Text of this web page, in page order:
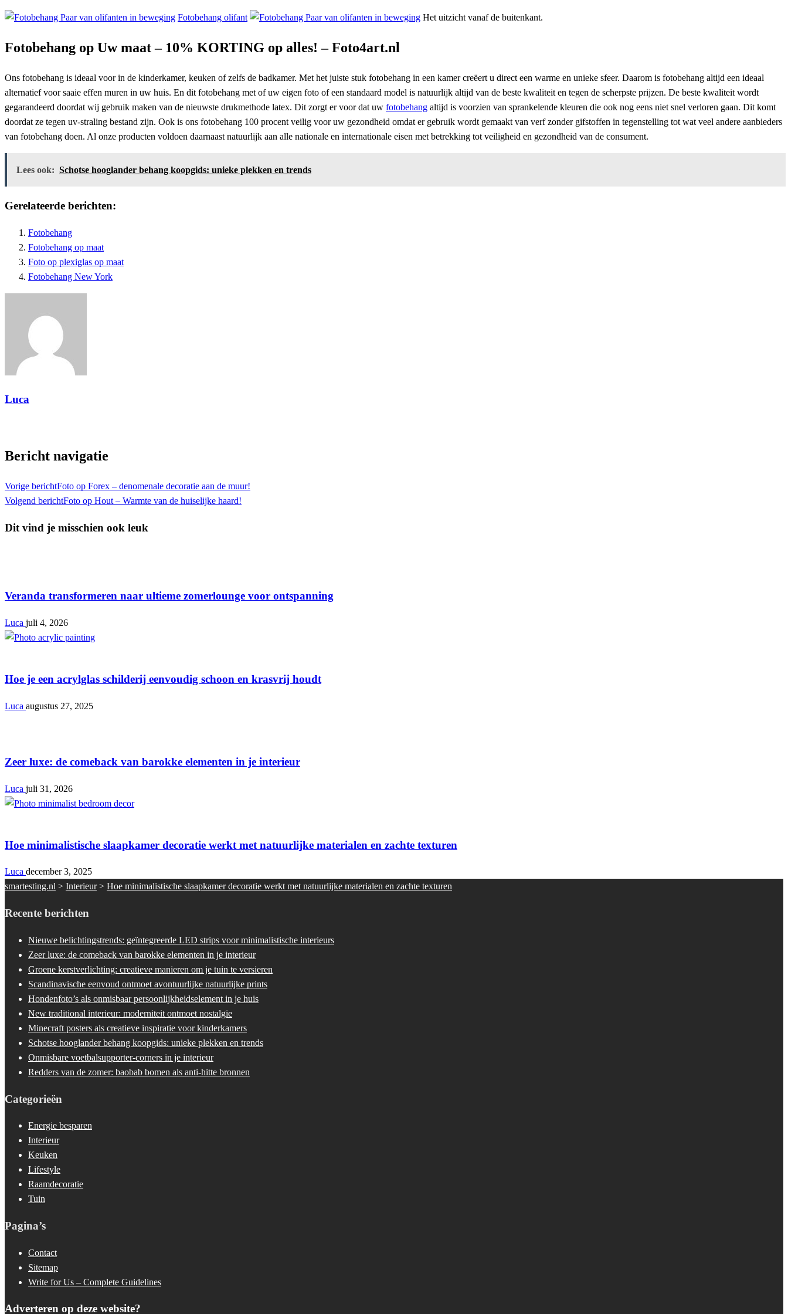
Fotobehang olifant Het uitzicht vanaf de buitenkant.
Fotobehang op Uw maat – 10% KORTING op alles! – Foto4art.nl
Ons fotobehang is ideaal voor in de kinderkamer, keuken of zelfs de badkamer. Met het juiste stuk fotobehang in een kamer creëert u direct een warme en unieke sfeer. Daarom is fotobehang altijd een ideaal
alternatief voor saaie effen muren in uw huis. En dit fotobehang met of uw eigen foto of een standaard model is natuurlijk altijd van de beste kwaliteit en tegen de scherpste prijzen. De beste kwaliteit wordt
gegarandeerd doordat wij gebruik maken van de nieuwste drukmethode latex. Dit zorgt er voor dat uw fotobehang altijd is voorzien van sprankelende kleuren die ook nog eens niet snel verloren gaan. Dit komt
doordat ze tegen uv-straling bestand zijn. Ook is ons fotobehang 100 procent veilig voor uw gezondheid omdat er gebruik wordt gemaakt van verf zonder gifstoffen in tegenstelling tot wat veel andere aanbieders
van fotobehang doen. Al onze producten voldoen daarnaast natuurlijk aan alle nationale en internationale eisen met betrekking tot veiligheid en gezondheid van de consument.
Lees ook: Schotse hooglander behang koopgids: unieke plekken en trends
Gerelateerde berichten:
Fotobehang
Fotobehang op maat
Foto op plexiglas op maat
Fotobehang New York
Luca
Bericht navigatie
Vorige berichtFoto op Forex – denomenale decoratie aan de muur!
Volgend berichtFoto op Hout – Warmte van de huiselijke haard!
Dit vind je misschien ook leuk
Veranda transformeren naar ultieme zomerlounge voor ontspanning
Luca juli 4, 2026
Hoe je een acrylglas schilderij eenvoudig schoon en krasvrij houdt
Luca augustus 27, 2025
Zeer luxe: de comeback van barokke elementen in je interieur
Luca juli 31, 2026
Hoe minimalistische slaapkamer decoratie werkt met natuurlijke materialen en zachte texturen
Luca december 3, 2025
smartesting.nl > Interieur> Hoe minimalistische slaapkamer decoratie werkt met natuurlijke materialen en zachte texturen
Recente berichten
Nieuwe belichtingstrends: geïntegreerde LED strips voor minimalistische interieurs
Zeer luxe: de comeback van barokke elementen in je interieur
Groene kerstverlichting: creatieve manieren om je tuin te versieren
Scandinavische eenvoud ontmoet avontuurlijke natuurlijke prints
Hondenfoto’s als onmisbaar persoonlijkheidselement in je huis
New traditional interieur: moderniteit ontmoet nostalgie
Minecraft posters als creatieve inspiratie voor kinderkamers
Schotse hooglander behang koopgids: unieke plekken en trends
Onmisbare voetbalsupporter-corners in je interieur
Redders van de zomer: baobab bomen als anti-hitte bronnen
Categorieën
Energie besparen
Interieur
Keuken
Lifestyle
Raamdecoratie
Tuin
Pagina’s
Contact
Sitemap
Write for Us – Complete Guidelines
Adverteren op deze website?